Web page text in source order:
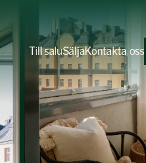
Till saluSäljaKontakta oss